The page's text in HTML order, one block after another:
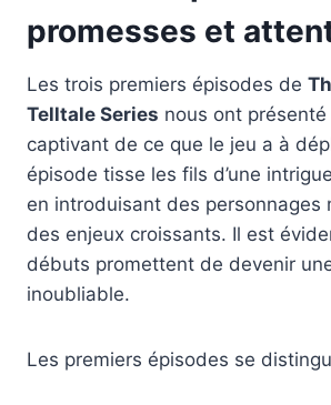
promesses et
Les trois premiers épisodes de
Telltale Series nous ont
captivant de ce que le jeu a à
épisode tisse les fils d’une
en introduisant des personnages
des enjeux croissants. Il est
débuts promettent de devenir
inoubliable.
Les premiers épisodes se